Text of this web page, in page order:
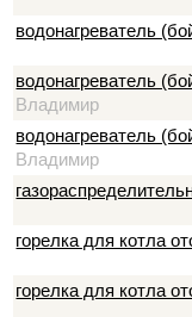
водонагреватель
водонагреватель
Владимир
водонагреватель
Владимир
горелка для котла
горелка для котла